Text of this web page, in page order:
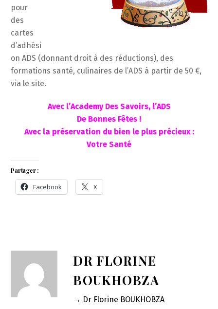
pour
des
cartes
d’adhési
on ADS (donnant droit à des réductions), des
formations santé, culinaires de l’ADS à partir de 50 €,
via le site.
Avec l’Academy Des Savoirs, l’ADS
De Bonnes Fêtes !
Avec la préservation du bien le plus précieux :
Votre Santé
Partager :
Facebook X
DR FLORINE
BOUKHOBZA
→ Dr Florine BOUKHOBZA